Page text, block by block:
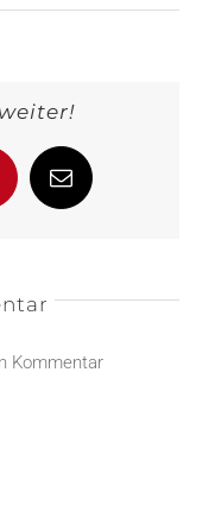
E-
Mail
Kommentar